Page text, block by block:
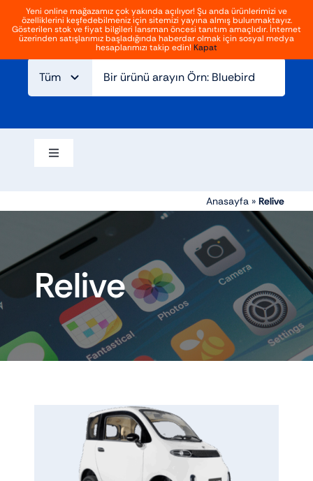
Yeni online mağazamız çok yakında açılıyor! Şu anda ürünlerimizi ve
özelliklerini keşfedebilmeniz için sitemizi yayına almış bulunmaktayız.
Gösterilen stok ve fiyat bilgileri lansman öncesi tanıtım amaçlıdır. İnternet
üzerinden satışlarımız başladığında haberdar olmak için sosyal medya
hesaplarımızı takip edin! Kapat
İçeriğe
geç
Gezinmeyi
aç/kapat
Hakkımızda
Giriş Kayıt Ol
Gezinmeyi
Aksesuarlar
Atv ve off road
Elektrikli araçlar
Chopper ve cross
Anasayfa» Relive
Relive